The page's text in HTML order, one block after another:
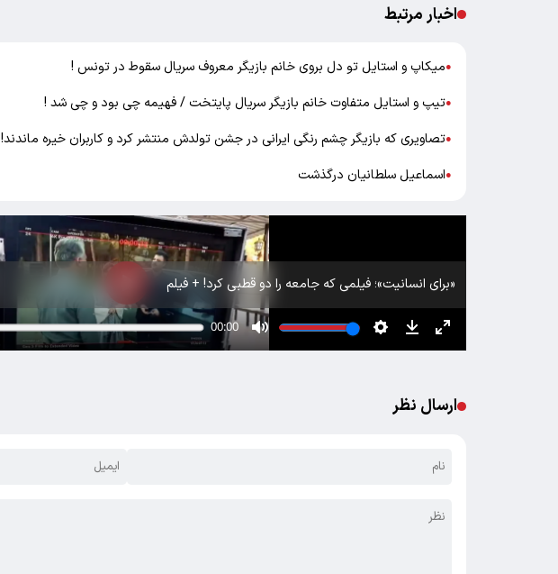
اخبار مرتبط
●میکاپ و استایل تو دل بروی خانم بازیگر معروف سریال سقوط در تونس !
●تیپ و استایل متفاوت خانم بازیگر سریال پایتخت / فهیمه چی بود و چی شد !
●تصاویری که بازیگر چشم رنگی ایرانی در جشن تولدش منتشر کرد و کاربران خیره ماندند!
●اسماعیل سلطانیان درگذشت
«برای انسانیت»؛ فیلمی که جامعه را دو قطبی کرد! + فیلم
ارسال نظر